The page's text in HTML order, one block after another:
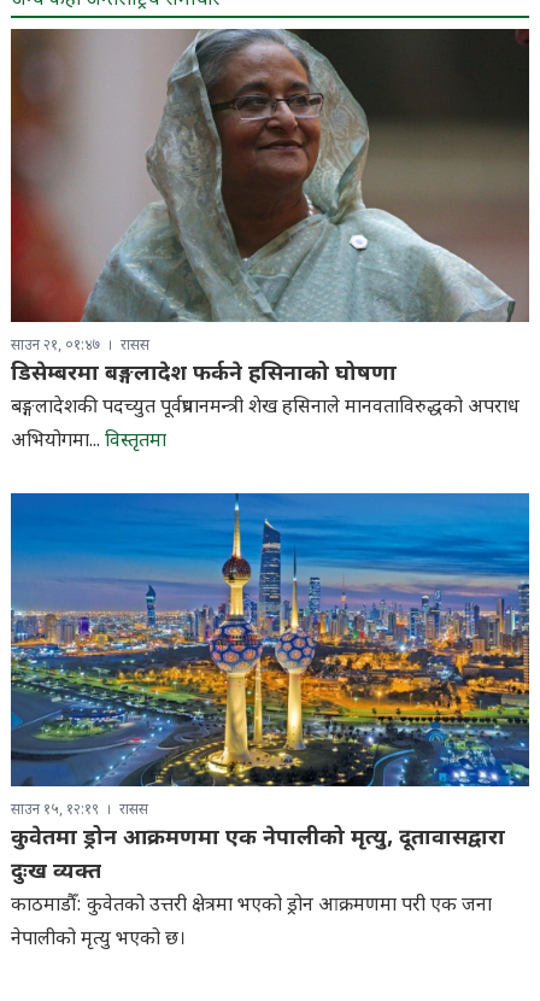
साउन २१, ०१:४७ रासस
डिसेम्बरमा बङ्गलादेश फर्कने हसिनाको घोषणा
बङ्गलादेशकी पदच्युत पूर्वप्रधानमन्त्री शेख हसिनाले मानवताविरुद्धको अपराध
अभियोगमा... विस्तृतमा
साउन १५, १२:१९ रासस
कुवेतमा ड्रोन आक्रमणमा एक नेपालीको मृत्यु, दूतावासद्वारा
दुःख व्यक्त
काठमाडौँ: कुवेतको उत्तरी क्षेत्रमा भएको ड्रोन आक्रमणमा परी एक जना
नेपालीको मृत्यु भएको छ।